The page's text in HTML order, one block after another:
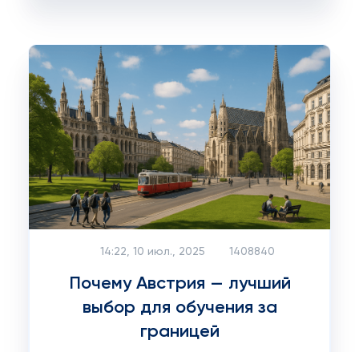
14:22, 10 июл., 2025 1408840
Почему Австрия — лучший
выбор для обучения за
границей